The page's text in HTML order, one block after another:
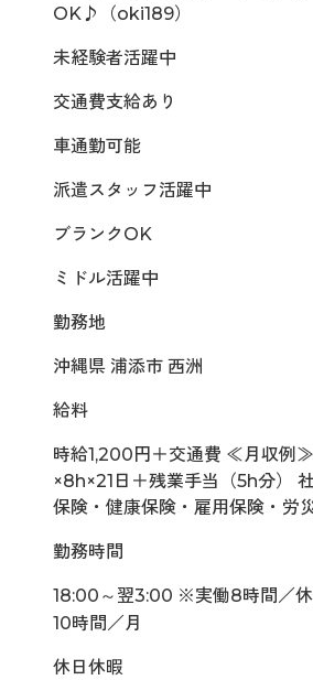
OK♪（oki189）
未経験者活躍中
交通費支給あり
車通勤可能
派遣スタッフ活躍中
ブランクOK
ミドル活躍中
勤務地
沖縄県 浦添市 西洲
給料
時給1,200円＋交通費 ≪月収例
×8h×21日＋残業手当（5h分）
保険・健康保険・雇用保険・労
勤務時間
18:00～翌3:00 ※実働8時間／
10時間／月
休日休暇